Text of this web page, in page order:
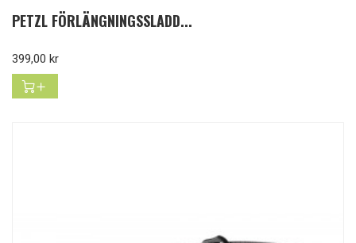
PETZL FÖRLÄNGNINGSSLADD...
Pris
399,00 kr